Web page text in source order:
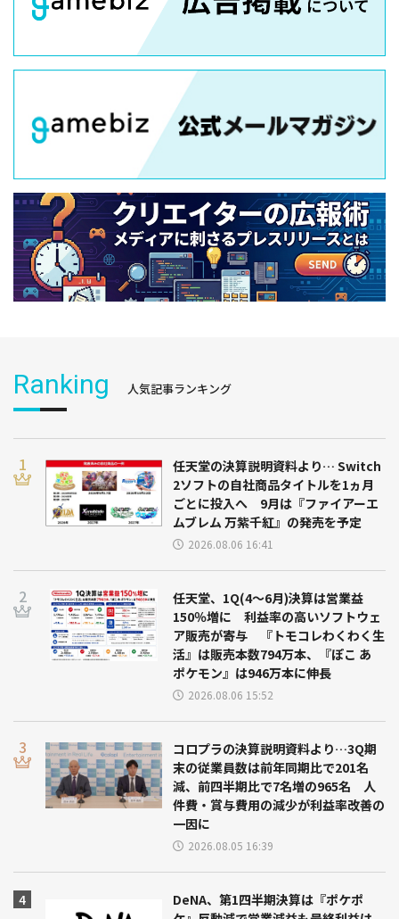
Ranking 人気記事ランキング
任天堂の決算説明資料より… Switch
2ソフトの自社商品タイトルを1ヵ月
ごとに投入へ 9月は『ファイアーエ
ムブレム 万紫千紅』の発売を予定
2026.08.06 16:41
任天堂、1Q(4～6月)決算は営業益
150％増に 利益率の高いソフトウェ
ア販売が寄与 『トモコレわくわく生
活』は販売本数794万本、『ぽこ あ
ポケモン』は946万本に伸長
2026.08.06 15:52
コロプラの決算説明資料より…3Q期
末の従業員数は前年同期比で201名
減、前四半期比で7名増の965名 人
件費・賞与費用の減少が利益率改善の
一因に
2026.08.05 16:39
DeNA、第1四半期決算は『ポケポ